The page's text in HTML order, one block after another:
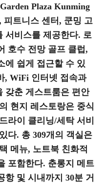
Plaza Kunming
피트니스 센터, 쿤밍 고
서비스를 제공한다. 로
호수 전망 골프 클럽,
에 쉽게 접근할 수 있
, WiFi 인터넷 접속과
갖춘 게스트룸은 편안
현지 레스토랑은 중식
라이 클리닝/세탁 서비
다. 총 309개의 객실은
메뉴, 노트북 친화적
포함한다. 춘롱지 메트
항 및 시내까지 30분 거